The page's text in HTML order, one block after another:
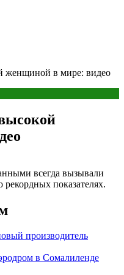
женщиной в мире: видео
всегда вызывали
рекордных показателях.
производитель
в Сомалиленде